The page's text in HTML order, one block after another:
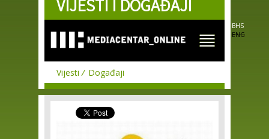
Skip to
main
VIJESTI I DOGAĐAJI
BHS
ENG
Vijesti Događaji